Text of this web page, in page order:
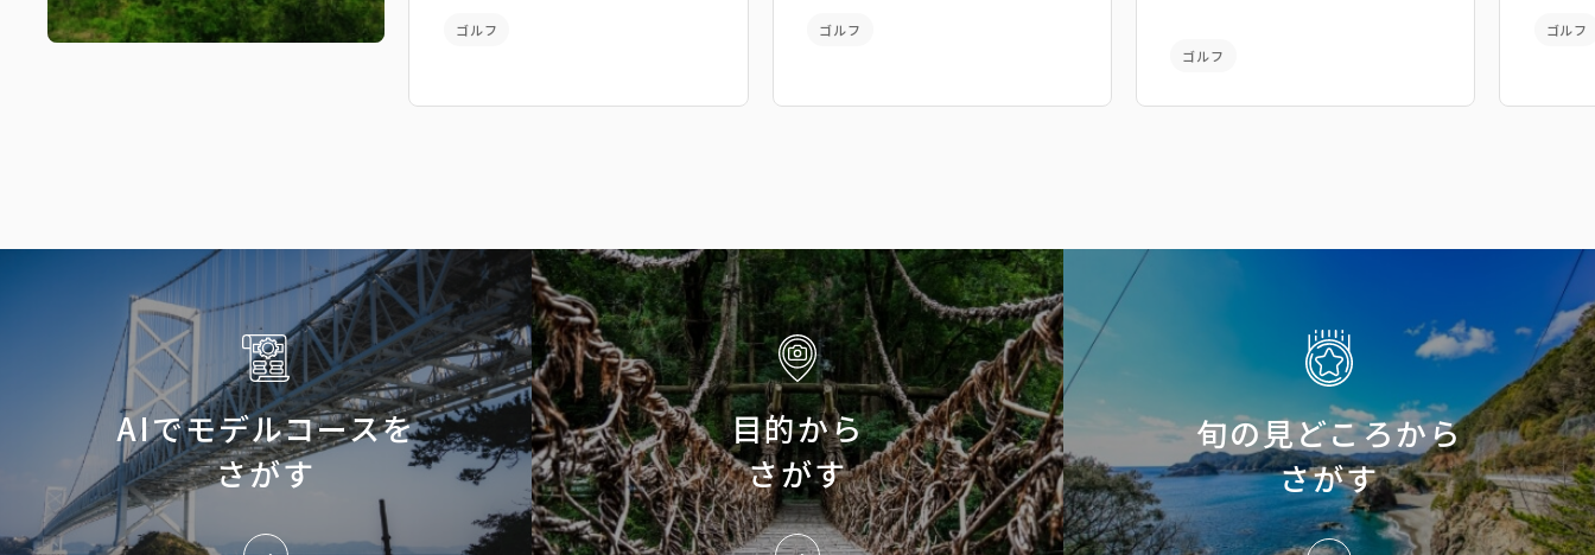
ゴルフ ゴルフ
ゴルフ
ゴルフ
AIでモデルコースを
さがす
目的から
さがす
旬の見どころから
さがす